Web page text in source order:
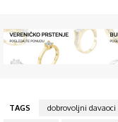
TAGS dobrovoljni davaoci